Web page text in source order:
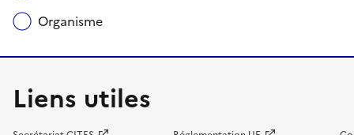
Organisme
Liens utiles